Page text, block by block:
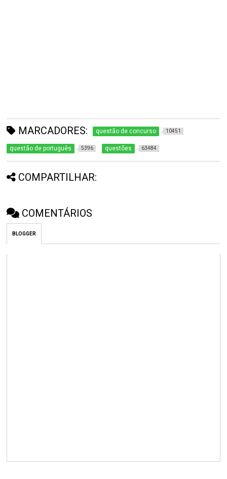
MARCADORES: questão de concurso 10451
questão de português 5396 questões 63484
COMPARTILHAR:
COMENTÁRIOS
BLOGGER